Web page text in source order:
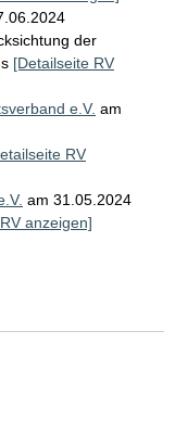
der
[Detailseite RV
e.V. am
RV
am 31.05.2024
anzeigen]